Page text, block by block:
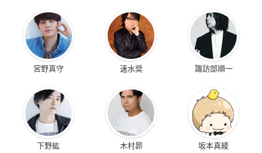
宮野真守 速水奨 諏訪部順一
下野紘 木村昴 坂本真綾